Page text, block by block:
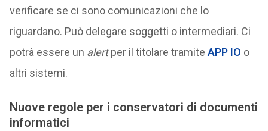
verificare se ci sono comunicazioni che lo
riguardano. Può delegare soggetti o intermediari. Ci
potrà essere un alertper il titolare tramite APP IO o
altri sistemi.
Nuove regole per i conservatori di documenti
informatici